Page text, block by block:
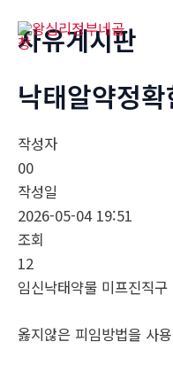
자유게시판
낙­태알약정
작성자
00
작성일
2026-05-04 19:51
조회
12
임신낙­태약물 미­프진직구
옳지않은 피임방법을 사